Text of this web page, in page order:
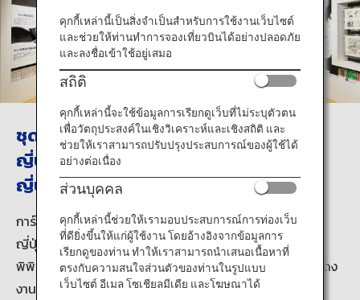
ข้อมูลการเดินทาง
บริการ ANA
ปิด
ชุดสะสมศิลปะแบบดั้งเดิมที่ใหญ่ที่สุดใน
ญี่ปุ่น: พิพิธภัณฑ์ศิลปะการ์ตูนญี่ปุ่นของ
ญี่ปุ่นแห่งแรกในโยโคเตะ จังหวัดอาคิตะ
การ์ตูนญี่ปุ่นได้กลายเป็นหนึ่งในวัฒนธรรมอันเป็นที่รู้จักของ
ญี่ปุ่น พิพิธภัณฑ์ศิลปะการ์ตูนญี่ปุ่นโยโคเตะ มาซึดะเป็น
พิพิธภัณฑ์ที่อุทิศให้กับการ์ตูนญี่ปุ่นอย่างเต็มเปี่ยม ที่นี่จัดแสดง
งานต้นฉบับที่วาดโดยศิลปินนักเขียนการ์ตูนที่โดดเด่นทั้งใน
คุกกี้เหล่านี้เป็นสิ่งจำเป็นสำหรับการใช้งานเว็บไซต์
และช่วยให้ท่านทำการจองเที่ยวบินได้อย่างปลอดภัย
และลงชื่อเข้าใช้อยู่เสมอ
สถิติ
คุกกี้เหล่านี้จะใช้ข้อมูลการเรียกดูเว็บที่ไม่ระบุตัวตน
เพื่อวัตถุประสงค์ในเชิงวิเคราะห์และเชิงสถิติ และ
ช่วยให้เราสามารถปรับปรุงประสบการณ์ของผู้ใช้ได้
อย่างต่อเนื่อง
ส่วนบุคคล
คุกกี้เหล่านี้ช่วยให้เรามอบประสบการณ์การท่องเว็บ
ที่ดียิ่งขึ้นให้แก่ผู้ใช้งาน โดยอ้างอิงจากข้อมูลการ
เรียกดูของท่าน ทำให้เราสามารถนำเสนอเนื้อหาที่
ตรงกับความสนใจส่วนตัวของท่านในรูปแบบ
เว็บไซต์ อีเมล โซเชียลมีเดีย และโฆษณาได้